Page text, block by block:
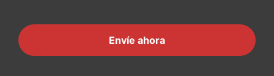
Envíe ahora